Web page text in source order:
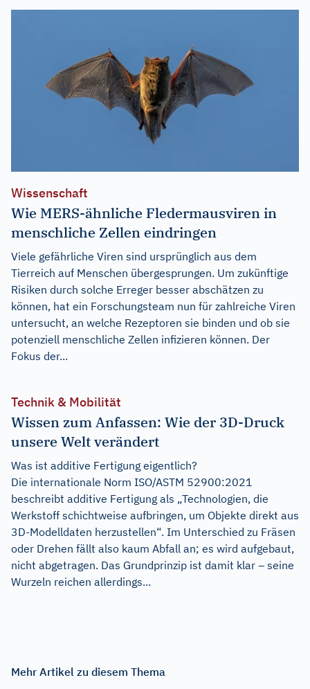
Wissenschaft
Wie MERS-ähnliche Fledermausviren in
menschliche Zellen eindringen
Viele gefährliche Viren sind ursprünglich aus dem
Tierreich auf Menschen übergesprungen. Um zukünftige
Risiken durch solche Erreger besser abschätzen zu
können, hat ein Forschungsteam nun für zahlreiche Viren
untersucht, an welche Rezeptoren sie binden und ob sie
potenziell menschliche Zellen infizieren können. Der
Fokus der...
Technik & Mobilität
Wissen zum Anfassen: Wie der 3D-Druck
unsere Welt verändert
Was ist additive Fertigung eigentlich?
Die internationale Norm ISO/ASTM 52900:2021
beschreibt additive Fertigung als „Technologien, die
Werkstoff schichtweise auf­bringen, um Objekte direkt aus
3D-Modelldaten herzustellen“. Im Unterschied zu Fräsen
oder Drehen fällt also kaum Abfall an; es wird aufgebaut,
nicht abgetragen. Das Grundprinzip ist damit klar – seine
Wurzeln reichen allerdings...
Mehr Artikel zu diesem Thema